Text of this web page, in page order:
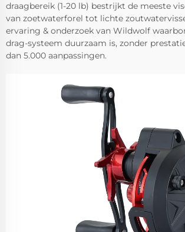
draagbereik (1-20 lb) bestrijkt de meeste
van zoetwaterforel tot lichte
ervaring & onderzoek van Wildwolf
drag-systeem duurzaam is, zonder
dan 5.000 aanpassingen.